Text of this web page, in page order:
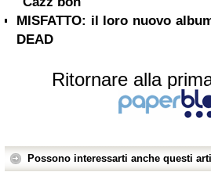
MISFATTO: il loro nuovo
DEAD
Ritornare alla
Possono interessarti anche questi